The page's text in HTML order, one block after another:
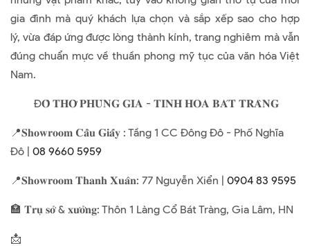
gia đình mà quý khách lựa chọn và sắp xếp sao cho hợp
lý, vừa đáp ứng được lòng thành kính, trang nghiêm mà vẫn
đúng chuẩn mực về thuần phong mỹ tục của văn hóa Việt
Nam.
Đ𝐎̂̀ 𝐓𝐇𝐎̛̀ 𝐏𝐇𝐔̀𝐍𝐆 𝐆𝐈𝐀 - 𝐓𝐈𝐍𝐇 𝐇𝐎𝐀 𝐁𝐀́𝐓 𝐓𝐑𝐀̀𝐍𝐆
📍𝐒𝐡𝐨𝐰𝐫𝐨𝐨𝐦 𝐂𝐚̂̀𝐮 𝐆𝐢𝐚̂́𝐲 : Tầng 1 CC Đông Đô - Phố Nghĩa
Đô | 08 9660 5959
📍𝐒𝐡𝐨𝐰𝐫𝐨𝐨𝐦 𝐓𝐡𝐚𝐧𝐡 𝐗𝐮𝐚̂𝐧: 77 Nguyễn Xiển | 0904 83 9595
🏣 𝐓𝐫𝐮̣ 𝐬𝐨̛̉ & 𝐱𝐮̛𝐨̛̉𝐧𝐠: Thôn 1 Làng Cổ Bát Tràng, Gia Lâm, HN
📩